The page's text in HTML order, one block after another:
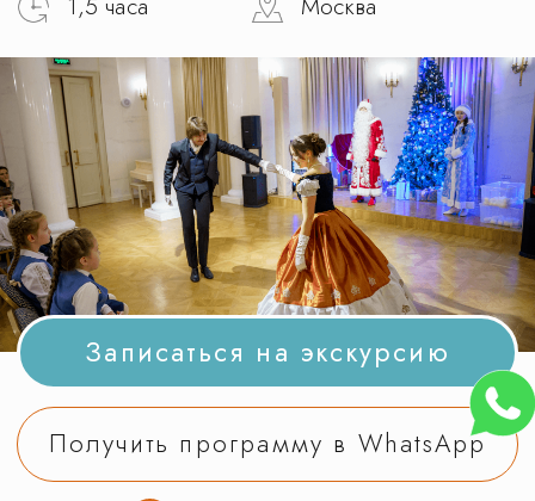
Записаться на экскурсию
Получить программу в WhatsApp
8 (495) 970 82-41
на одного экскурсанта. В стоимость
включена подача автобуса
и полное оформление документов
Стоимость экскурсии